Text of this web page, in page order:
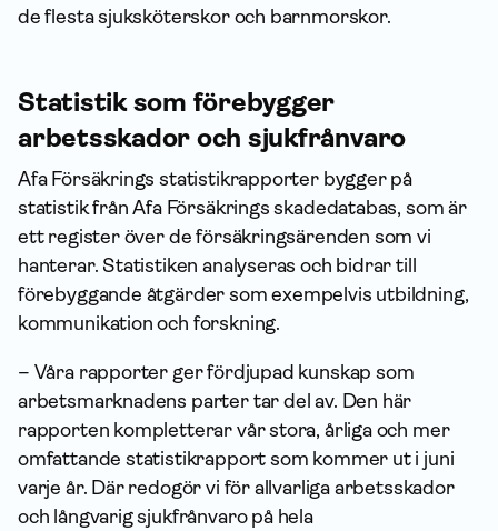
de flesta sjuksköterskor och barnmorskor.
Statistik som förebygger
arbetsskador och sjukfrånvaro
Afa Försäkrings statistikrapporter bygger på
statistik från Afa Försäkrings skadedatabas, som är
ett register över de försäkringsärenden som vi
hanterar. Statistiken analyseras och bidrar till
förebyggande åtgärder som exempelvis utbildning,
kommunikation och forskning.
– Våra rapporter ger fördjupad kunskap som
arbetsmarknadens parter tar del av. Den här
rapporten kompletterar vår stora, årliga och mer
omfattande statistikrapport som kommer ut i juni
varje år. Där redogör vi för allvarliga arbetsskador
och långvarig sjukfrånvaro på hela